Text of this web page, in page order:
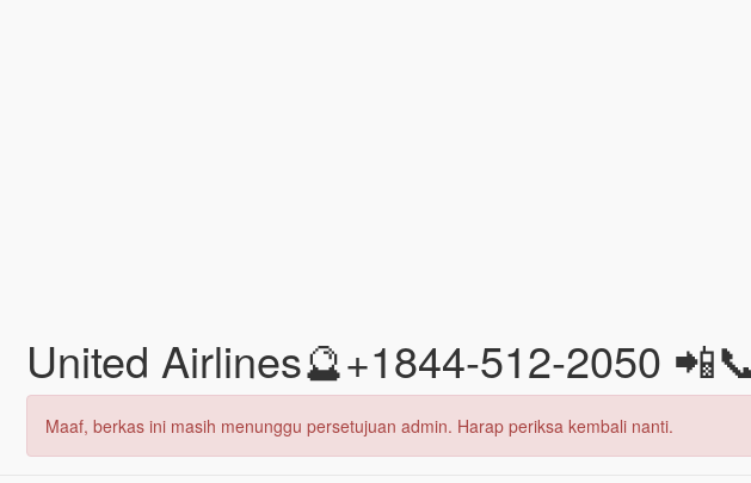
United Airlines🔮+1844-512-2050
Maaf, berkas ini masih menunggu persetujuan admin. Harap periksa kembali nanti.